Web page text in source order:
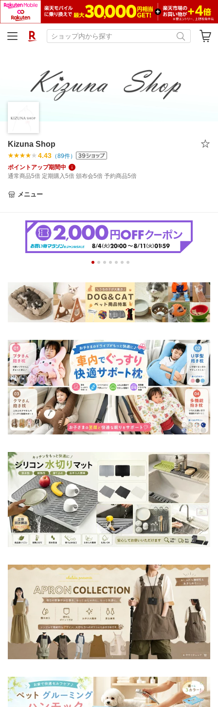
Kizuna Shop
4.43 （89件）
ポイントアップ期間中
通常商品5倍 定期購入5倍 頒布会5倍 予約商品5倍
メニュー